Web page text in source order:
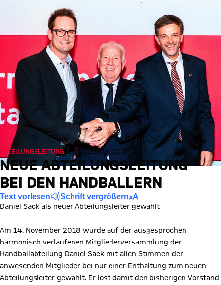
ABTEILUNGSLEITUNG Di., 04.12.2018, 13:55 UTC
NEUE ABTEILUNGSLEITUNG
BEI DEN HANDBALLERN
Text vorlesen Schrift vergrößern
Daniel Sack als neuer Abteilungsleiter gewählt
Am 14. November 2018 wurde auf der ausgesprochen
harmonisch verlaufenen Mitgliederversammlung der
Handballabteilung Daniel Sack mit allen Stimmen der
anwesenden Mitglieder bei nur einer Enthaltung zum neuen
Abteilungsleiter gewählt. Er löst damit den bisherigen Vorstand